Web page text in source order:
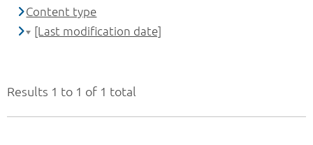
Results 1 to 1 of 1 total
Content type
[Last modification date]